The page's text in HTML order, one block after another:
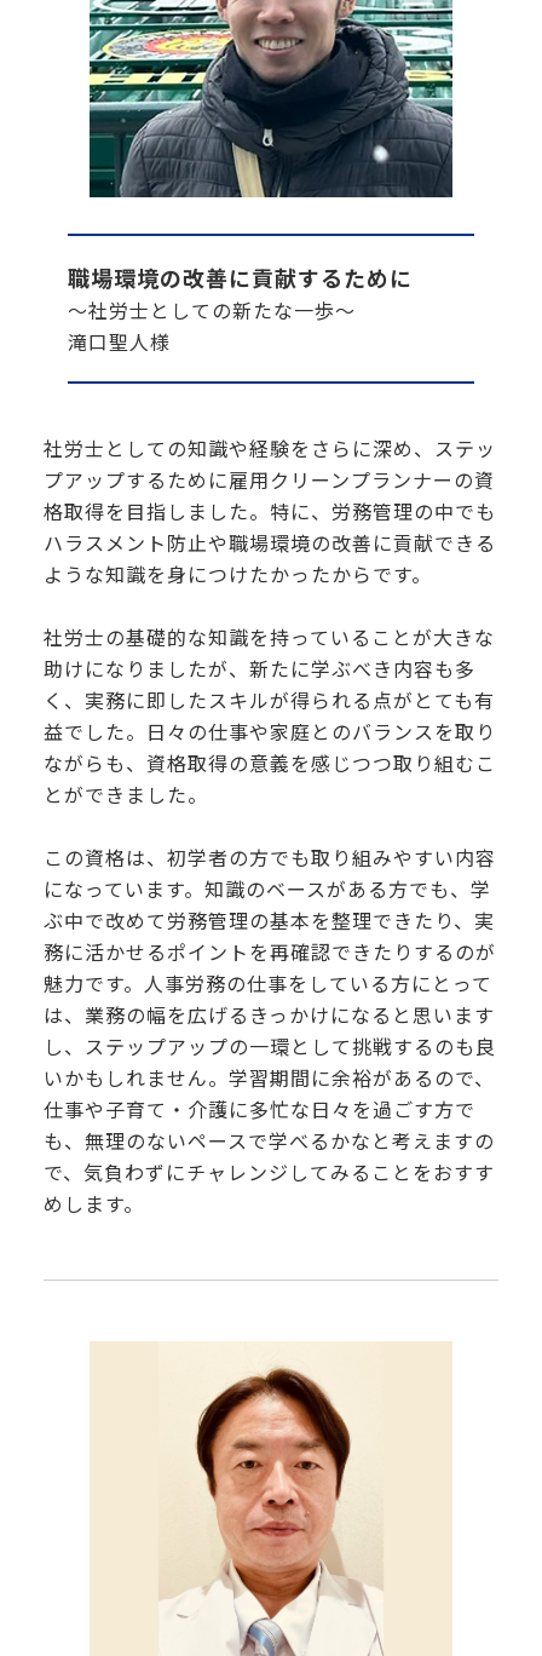
職場環境の改善に貢献するために
～社労士としての新たな一歩～
滝口聖人様
社労士としての知識や経験をさらに深め、ステッ
プアップするために雇用クリーンプランナーの資
格取得を目指しました。特に、労務管理の中でも
ハラスメント防止や職場環境の改善に貢献できる
ような知識を身につけたかったからです。
社労士の基礎的な知識を持っていることが大きな
助けになりましたが、新たに学ぶべき内容も多
く、実務に即したスキルが得られる点がとても有
益でした。日々の仕事や家庭とのバランスを取り
ながらも、資格取得の意義を感じつつ取り組むこ
とができました。
この資格は、初学者の方でも取り組みやすい内容
になっています。知識のベースがある方でも、学
ぶ中で改めて労務管理の基本を整理できたり、実
務に活かせるポイントを再確認できたりするのが
魅力です。人事労務の仕事をしている方にとって
は、業務の幅を広げるきっかけになると思います
し、ステップアップの一環として挑戦するのも良
いかもしれません。学習期間に余裕があるので、
仕事や子育て・介護に多忙な日々を過ごす方で
も、無理のないペースで学べるかなと考えますの
で、気負わずにチャレンジしてみることをおすす
めします。